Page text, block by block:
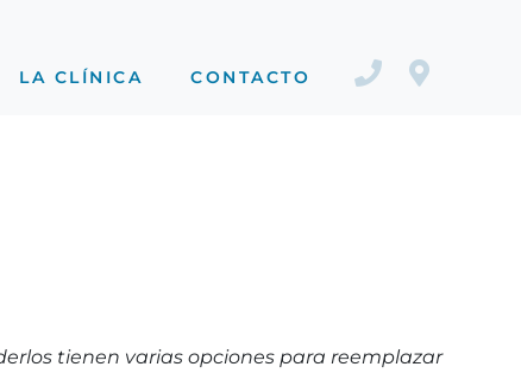
LA CLÍNICA CONTACTO
tienen varias opciones para reemplazar